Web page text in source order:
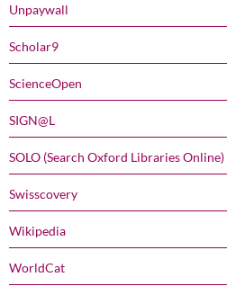
Unpaywall
Scholar9
ScienceOpen
SIGN@L
SOLO (Search Oxford Libraries Online)
Swisscovery
Wikipedia
WorldCat